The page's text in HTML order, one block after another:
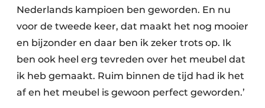
Nederlands kampioen ben geworden. En nu
voor de tweede keer, dat maakt het nog mooier
en bijzonder en daar ben ik zeker trots op. Ik
ben ook heel erg tevreden over het meubel dat
ik heb gemaakt. Ruim binnen de tijd had ik het
af en het meubel is gewoon perfect geworden.’